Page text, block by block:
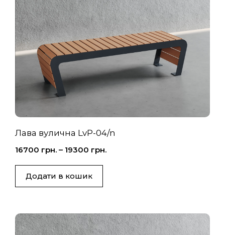
Лава вулична LvP-04/n
16700 грн. – 19300 грн.
Додати в кошик